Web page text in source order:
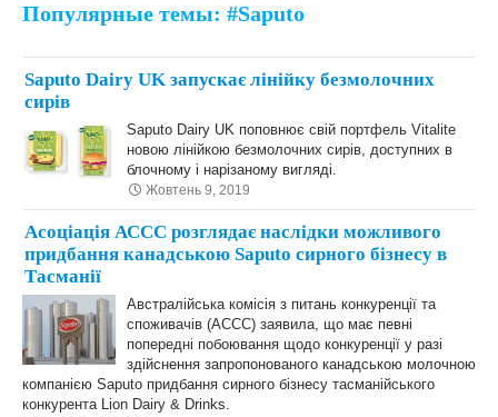
Популярные темы: #Saputo
Saputo Dairy UK запускає лінійку безмолочних
сирів
Saputo Dairy UK поповнює свій портфель Vitalite
новою лінійкою безмолочних сирів, доступних в
блочному і нарізаному вигляді.
Жовтень 9, 2019
Асоціація АССС розглядає наслідки можливого
придбання канадською Saputo сирного бізнесу в
Тасманії
Австралійська комісія з питань конкуренції та
споживачів (ACCC) заявила, що має певні
попередні побоювання щодо конкуренції у разі
здійснення запропонованого канадською молочною
компанією Saputo придбання сирного бізнесу тасманійського
конкурента Lion Dairy & Drinks.